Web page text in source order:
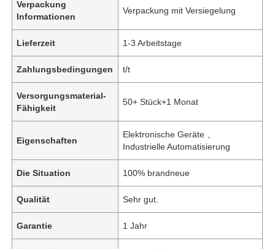
Verpackung
Informationen
Verpackung mit Versiegelung
Lieferzeit 1-3 Arbeitstage
Zahlungsbedingungen t/t
Versorgungsmaterial-
Fähigkeit
50+ Stück+1 Monat
Eigenschaften
Elektronische Geräte 、
Industrielle Automatisierung
Die Situation 100% brandneue
Qualität Sehr gut.
Garantie 1 Jahr